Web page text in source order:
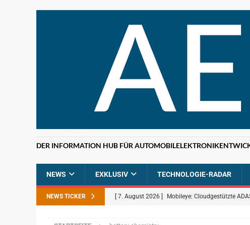
DER INFORMATION HUB FÜR
NEWS EXKLUSIV TECHNOLOGIE-RADAR
NEWS TICKER [ 7. August 2026 ] Mobileye: Cloudgestützte